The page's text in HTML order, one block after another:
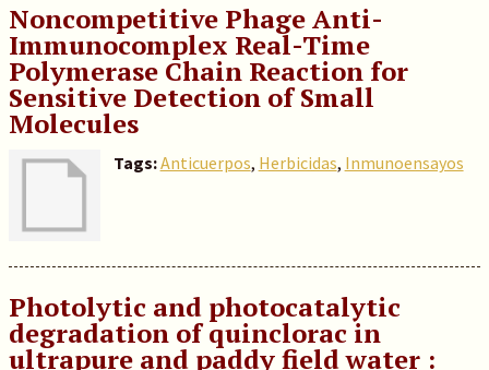
Noncompetitive Phage Anti-
Immunocomplex Real-Time
Polymerase Chain Reaction for
Sensitive Detection of Small
Molecules
Tags:Anticuerpos, Herbicidas, Inmunoensayos
Photolytic and photocatalytic
degradation of quinclorac in
ultrapure and paddy field water :